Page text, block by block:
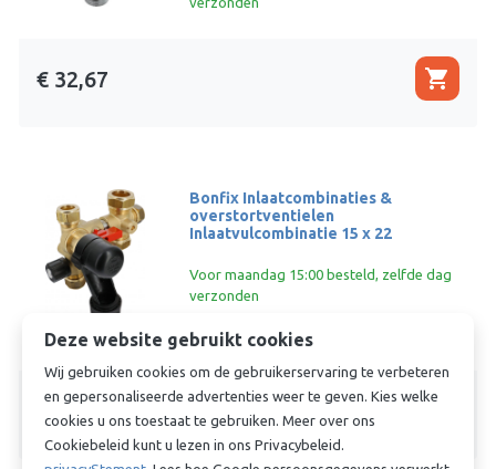
€ 32,67 shopping_cart
Bonfix Inlaatcombinaties &
overstortventielen
Inlaatvulcombinatie 15 x 22
Voor maandag 15:00 besteld, zelfde dag
verzonden
€ 88,57 shopping_cart
Deze website gebruikt cookies
Wij gebruiken cookies om de gebruikerservaring te verbeteren
en gepersonaliseerde advertenties weer te geven. Kies welke
cookies u ons toestaat te gebruiken. Meer over ons
Cookiebeleid kunt u lezen in ons Privacybeleid.